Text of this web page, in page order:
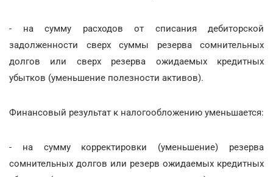
- на сумму расходов от списания дебиторской
задолженности сверх суммы резерва сомнительных
долгов или сверх резерва ожидаемых кредитных
убытков (уменьшение полезности активов).
Финансовый результат к налогообложению уменьшается:
- на сумму корректировки (уменьшение) резерва
сомнительных долгов или резерв ожидаемых кредитных